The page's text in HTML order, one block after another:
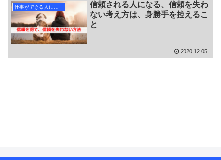
信頼される人になる、信頼を失わ
ない考え方は、身勝手を控えるこ
と
2020.12.05